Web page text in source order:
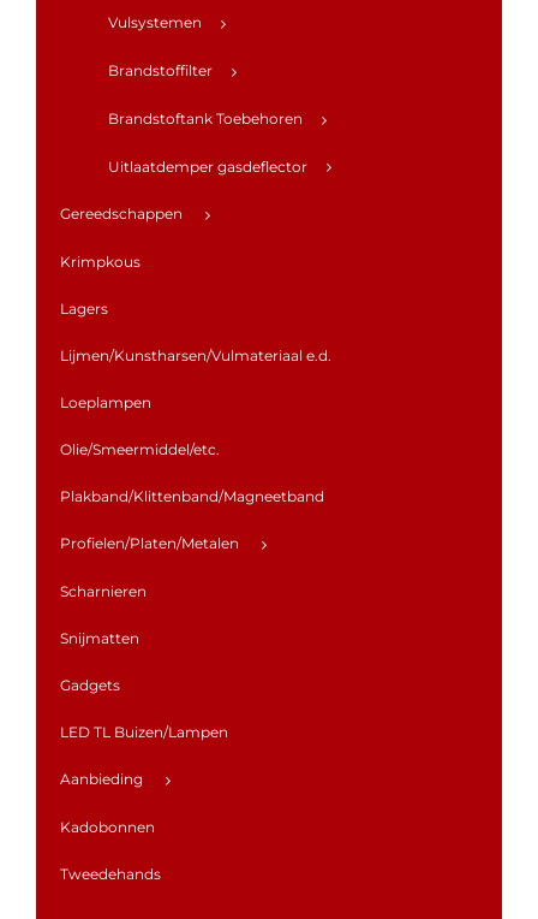
Vulsystemen
Brandstoffilter
Brandstoftank Toebehoren
Uitlaatdemper gasdeflector
Gereedschappen
Krimpkous
Lagers
Lijmen/Kunstharsen/Vulmateriaal e.d.
Loeplampen
Olie/Smeermiddel/etc.
Plakband/Klittenband/Magneetband
Profielen/Platen/Metalen
Scharnieren
Snijmatten
Gadgets
LED TL Buizen/Lampen
Aanbieding
Kadobonnen
Tweedehands